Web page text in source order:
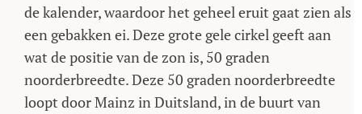
de kalender, waardoor het geheel eruit gaat zien als
een gebakken ei. Deze grote gele cirkel geeft aan
wat de positie van de zon is, 50 graden
noorderbreedte. Deze 50 graden noorderbreedte
loopt door Mainz in Duitsland, in de buurt van